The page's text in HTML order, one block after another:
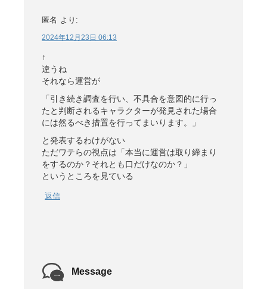
匿名 より:
2024年12月23日 06:13
↑
違うね
それなら運営が
「引き続き調査を行い、不具合を意図的に行っ
たと判断されるキャラクターが発見された場合
には然るべき措置を行ってまいります。」
と発表するわけがない
ただワテらの視点は「本当に運営は取り締まり
をするのか？それとも口だけなのか？」
というところを見ている
返信
Message